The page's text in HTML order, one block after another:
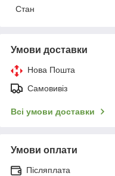
Стан
Умови доставки
Нова Пошта
Самовивіз
Всі умови доставки
Умови оплати
Післяплата